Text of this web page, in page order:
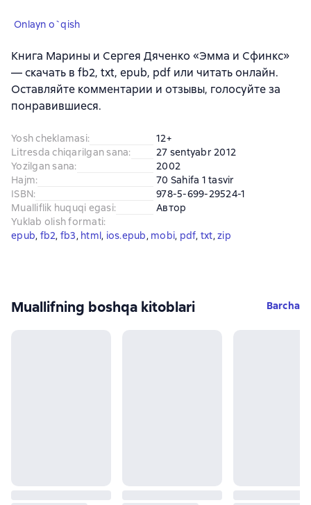
Onlayn o`qish
Книга Марины и Сергея Дяченко «Эмма и Cфинкс»
— скачать в fb2, txt, epub, pdf или читать онлайн.
Оставляйте комментарии и отзывы, голосуйте за
понравившиеся.
Yosh cheklamasi:
12+
Litresda chiqarilgan sana:
27 sentyabr 2012
Yozilgan sana:
2002
Hajm:
70 Sahifa 1 tasvir
ISBN:
978-5-699-29524-1
Mualliflik huquqi egasi:
Автор
Yuklab olish formati:
epub, fb2, fb3, html, ios.epub, mobi, pdf, txt, zip
Muallifning boshqa kitoblari Barcha